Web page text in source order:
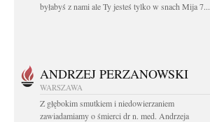
byłabyś z nami ale Ty jesteś tylko w snach Mija 7...
ANDRZEJ PERZANOWSKI
WARSZAWA
Z głębokim smutkiem i niedowierzaniem
zawiadamiamy o śmierci dr n. med. Andrzeja